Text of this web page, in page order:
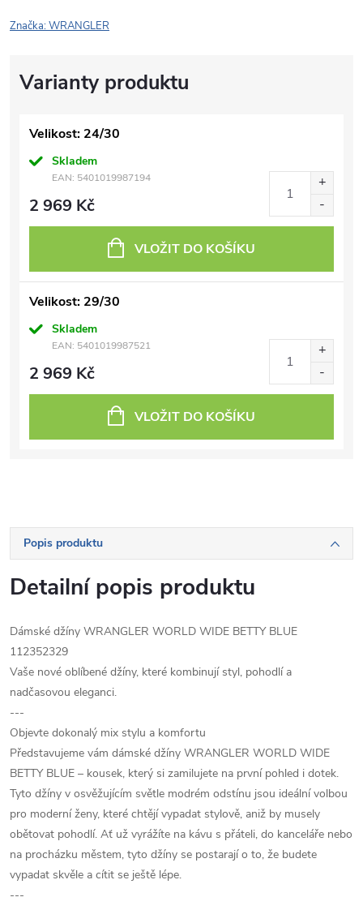
Značka:WRANGLER
Velikost: 24/30
Skladem
EAN: 5401019987194
2 969 Kč
VLOŽIT DO KOŠÍKU
Velikost: 29/30
Skladem
EAN: 5401019987521
2 969 Kč
VLOŽIT DO KOŠÍKU
Popis produktu
Detailní popis produktu
Dámské džíny WRANGLER WORLD WIDE BETTY BLUE
112352329
Vaše nové oblíbené džíny, které kombinují styl, pohodlí a
nadčasovou eleganci.
---
Objevte dokonalý mix stylu a komfortu
Představujeme vám dámské džíny WRANGLER WORLD WIDE
BETTY BLUE – kousek, který si zamilujete na první pohled i dotek.
Tyto džíny v osvěžujícím světle modrém odstínu jsou ideální volbou
pro moderní ženy, které chtějí vypadat stylově, aniž by musely
obětovat pohodlí. Ať už vyrážíte na kávu s přáteli, do kanceláře nebo
na procházku městem, tyto džíny se postarají o to, že budete
vypadat skvěle a cítit se ještě lépe.
---